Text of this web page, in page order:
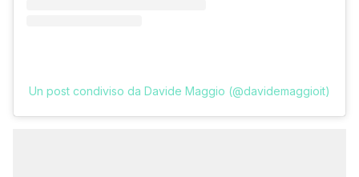
Un post condiviso da Davide Maggio (@davidemaggioit)